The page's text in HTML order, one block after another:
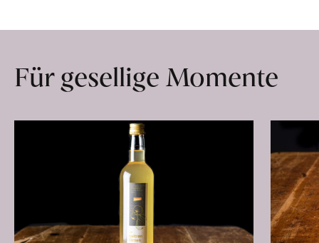
Hof
erfahren
Für gesellige Momente